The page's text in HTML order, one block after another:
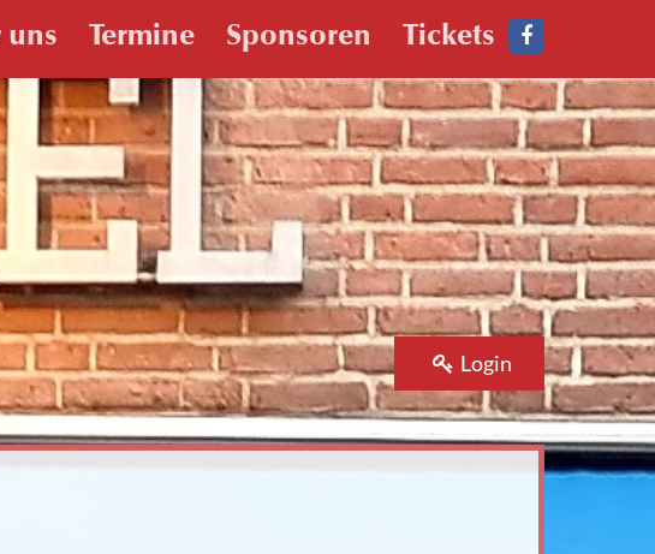
uns Termine Sponsoren Tickets
Login